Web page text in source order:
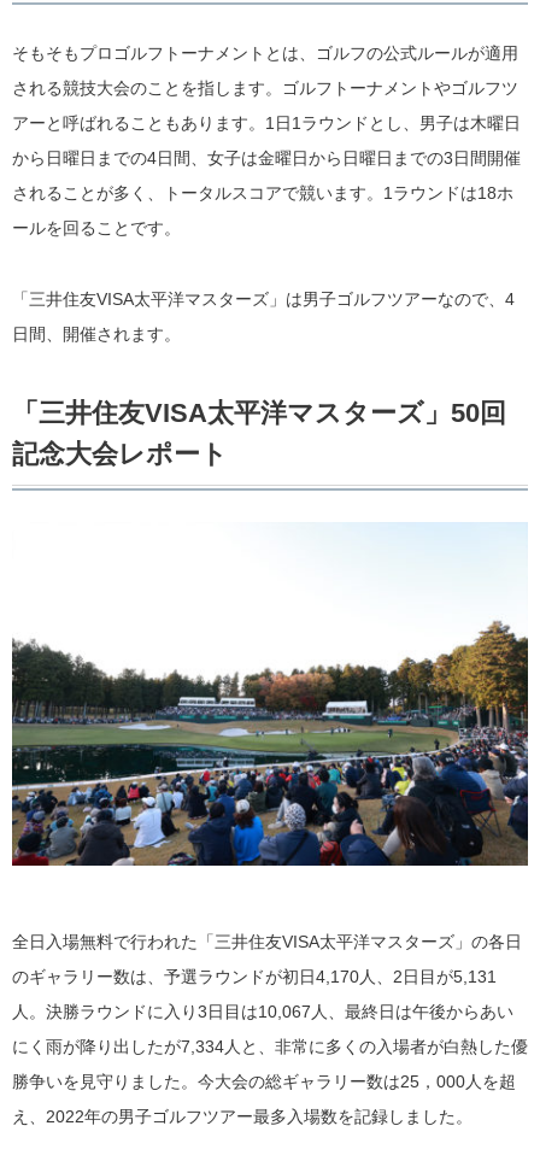
そもそもプロゴルフトーナメントとは、ゴルフの公式ルールが適用
される競技大会のことを指します。ゴルフトーナメントやゴルフツ
アーと呼ばれることもあります。1日1ラウンドとし、男子は木曜日
から日曜日までの4日間、女子は金曜日から日曜日までの3日間開催
されることが多く、トータルスコアで競います。1ラウンドは18ホ
ールを回ることです。
「三井住友VISA太平洋マスターズ」は男子ゴルフツアーなので、4
日間、開催されます。
「三井住友VISA太平洋マスターズ」50回
記念大会レポート
全日入場無料で行われた「三井住友VISA太平洋マスターズ」の各日
のギャラリー数は、予選ラウンドが初日4,170人、2日目が5,131
人。決勝ラウンドに入り3日目は10,067人、最終日は午後からあい
にく雨が降り出したが7,334人と、非常に多くの入場者が白熱した優
勝争いを見守りました。今大会の総ギャラリー数は25，000人を超
え、2022年の男子ゴルフツアー最多入場数を記録しました。